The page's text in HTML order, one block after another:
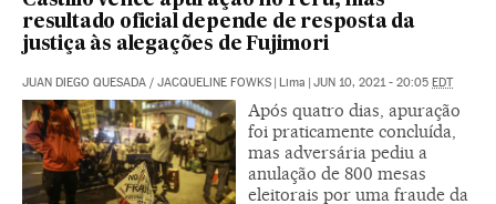
resultado oficial depende de resposta da
justiça às alegações de Fujimori
JUAN DIEGO QUESADA / JACQUELINE FOWKS | Lima | JUN 10, 2021 - 20:05 EDT
Após quatro dias, apuração
foi praticamente concluída,
mas adversária pediu a
anulação de 800 mesas
eleitorais por uma fraude da